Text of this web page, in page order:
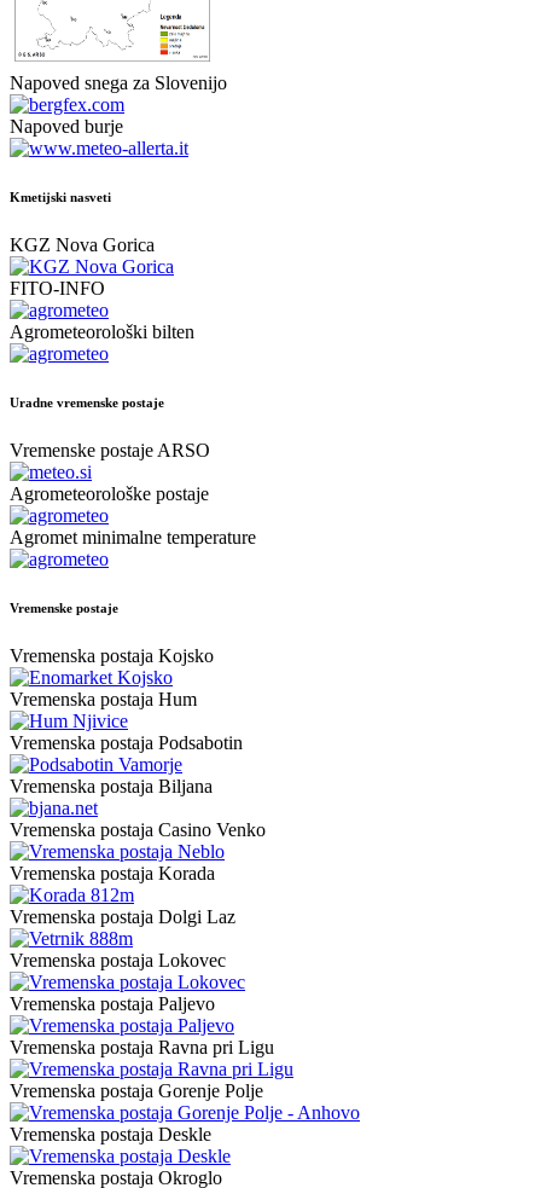
Napoved snega za Slovenijo
Napoved burje
Kmetijski nasveti
KGZ Nova Gorica
FITO-INFO
Agrometeorološki bilten
Uradne vremenske postaje
Vremenske postaje ARSO
Agrometeorološke postaje
Agromet minimalne temperature
Vremenske postaje
Vremenska postaja Kojsko
Vremenska postaja Hum
Vremenska postaja Podsabotin
Vremenska postaja Biljana
Vremenska postaja Casino Venko
Vremenska postaja Korada
Vremenska postaja Dolgi Laz
Vremenska postaja Lokovec
Vremenska postaja Paljevo
Vremenska postaja Ravna pri Ligu
Vremenska postaja Gorenje Polje
Vremenska postaja Deskle
Vremenska postaja Okroglo